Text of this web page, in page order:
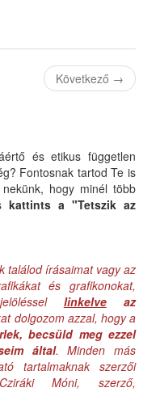
Következő →
és etikus független
Fontosnak tartod Te is
hogy minél több
kattints a "Tetszik az
találod írásaimat vagy az
és grafikonokat,
linkelveaz
dolgozom azzal, hogy a
becsüld meg ezzel
által. Minden más
tartalmaknak szerzői
Móni, szerző,